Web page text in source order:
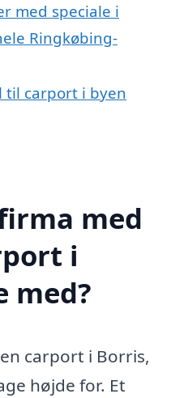
med speciale i
Ringkøbing-
til carport i byen
med
i
med?
carport i Borris,
højde for. Et